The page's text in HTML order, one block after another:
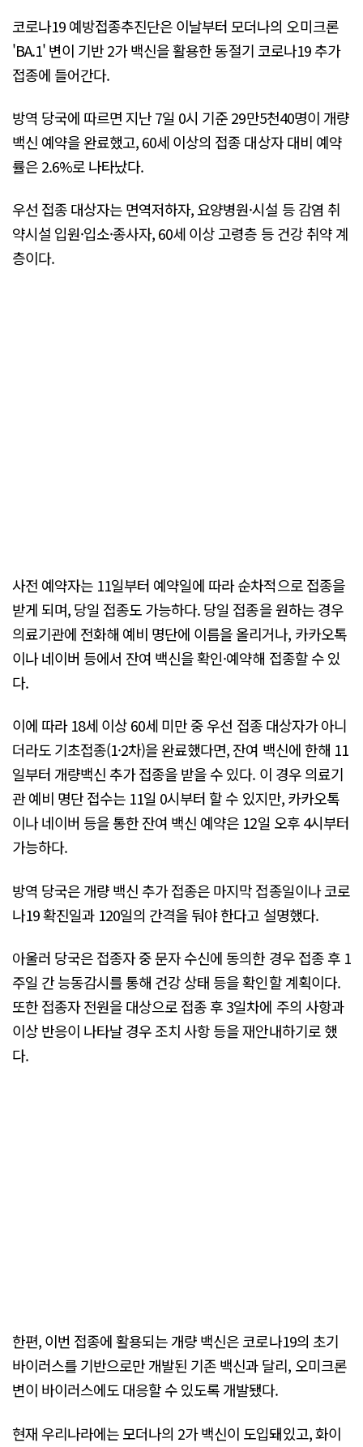
코로나19 예방접종추진단은 이날부터 모더나의 오미크론
'BA.1' 변이 기반 2가 백신을 활용한 동절기 코로나19 추가
접종에 들어간다.
방역 당국에 따르면 지난 7일 0시 기준 29만5천40명이 개량
백신 예약을 완료했고, 60세 이상의 접종 대상자 대비 예약
률은 2.6%로 나타났다.
우선 접종 대상자는 면역저하자, 요양병원·시설 등 감염 취
약시설 입원·입소·종사자, 60세 이상 고령층 등 건강 취약 계
층이다.
사전 예약자는 11일부터 예약일에 따라 순차적으로 접종을
받게 되며, 당일 접종도 가능하다. 당일 접종을 원하는 경우
의료기관에 전화해 예비 명단에 이름을 올리거나, 카카오톡
이나 네이버 등에서 잔여 백신을 확인·예약해 접종할 수 있
다.
이에 따라 18세 이상 60세 미만 중 우선 접종 대상자가 아니
더라도 기초접종(1·2차)을 완료했다면, 잔여 백신에 한해 11
일부터 개량백신 추가 접종을 받을 수 있다. 이 경우 의료기
관 예비 명단 접수는 11일 0시부터 할 수 있지만, 카카오톡
이나 네이버 등을 통한 잔여 백신 예약은 12일 오후 4시부터
가능하다.
방역 당국은 개량 백신 추가 접종은 마지막 접종일이나 코로
나19 확진일과 120일의 간격을 둬야 한다고 설명했다.
아울러 당국은 접종자 중 문자 수신에 동의한 경우 접종 후 1
주일 간 능동감시를 통해 건강 상태 등을 확인할 계획이다.
또한 접종자 전원을 대상으로 접종 후 3일차에 주의 사항과
이상 반응이 나타날 경우 조치 사항 등을 재안내하기로 했
다.
한편, 이번 접종에 활용되는 개량 백신은 코로나19의 초기
바이러스를 기반으로만 개발된 기존 백신과 달리, 오미크론
변이 바이러스에도 대응할 수 있도록 개발됐다.
현재 우리나라에는 모더나의 2가 백신이 도입돼있고, 화이